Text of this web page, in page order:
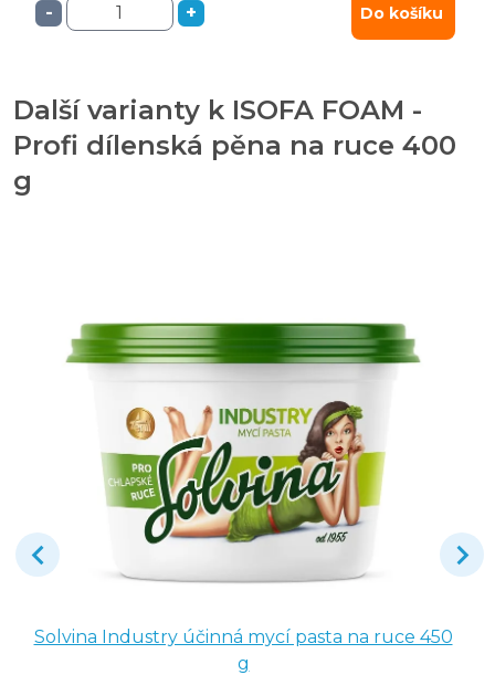
- + Do košíku
Další varianty k ISOFA FOAM -
Profi dílenská pěna na ruce 400
g
Solvina Industry účinná mycí pasta na ruce 450
g